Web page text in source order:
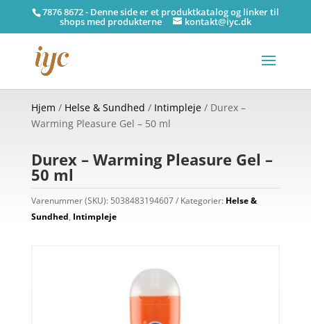
7876 8672 - Denne side er et produktkatalog og linker til
shops med produkterne kontakt@iyc.dk
Hjem / Helse & Sundhed / Intimpleje/ Durex –
Warming Pleasure Gel – 50 ml
Durex – Warming Pleasure Gel –
50 ml
Varenummer (SKU): 5038483194607 Kategorier: Helse &
Sundhed, Intimpleje